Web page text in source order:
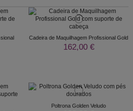
Cadeira de Maquilhagem Profissional Gold
162,00 €
Poltrona Golden Veludo